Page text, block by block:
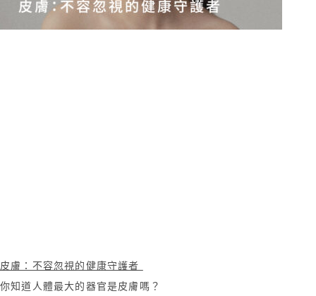
皮膚：不容忽視的健康守護者
你知道人體最大的器官是皮膚嗎？